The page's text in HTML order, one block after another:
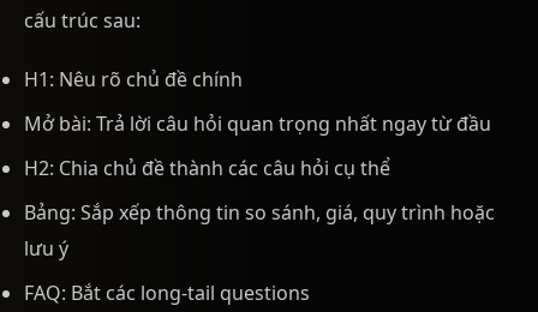
cấu trúc sau:
H1: Nêu rõ chủ đề chính
Mở bài: Trả lời câu hỏi quan trọng nhất ngay từ đầu
H2: Chia chủ đề thành các câu hỏi cụ thể
Bảng: Sắp xếp thông tin so sánh, giá, quy trình hoặc
lưu ý
FAQ: Bắt các long-tail questions